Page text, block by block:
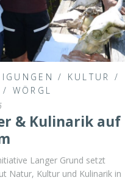
/ KULTUR
/
/ WÖRGL
& Kulinarik auf
Langer Grund setzt
Natur, Kultur und Kulinarik in